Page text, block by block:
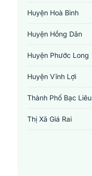
Huyện Hoà Bình
Huyện Hồng Dân
Huyện Phước Long
Huyện Vĩnh Lợi
Thành Phố Bạc Liêu
Thị Xã Giá Rai